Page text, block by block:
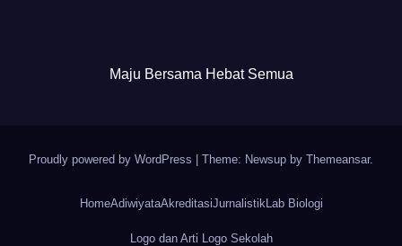
Maju Bersama Hebat Semua
Proudly powered by WordPress Theme: Newsup by Themeansar.
HomeAdiwiyataAkreditasiJurnalistik Lab Biologi
Logo dan Arti Logo Sekolah